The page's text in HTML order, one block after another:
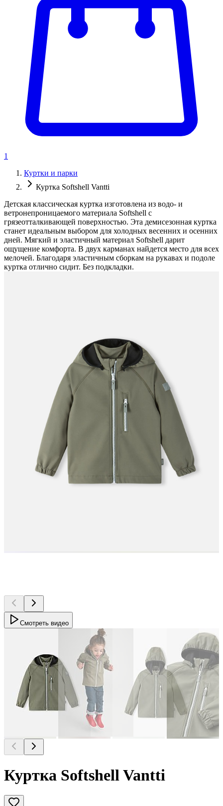
1
Куртки и парки
Куртка Softshell Vantti
Детская классическая куртка изготовлена из водо- и
ветронепроницаемого материала Softshell с
грязеотталкивающей поверхностью. Эта демисезонная куртка
станет идеальным выбором для холодных весенних и осенних
дней. Мягкий и эластичный материал Softshell дарит
ощущение комфорта. В двух карманах найдется место для всех
мелочей. Благодаря эластичным сборкам на рукавах и подоле
куртка отлично сидит. Без подкладки.
Смотреть видео
Куртка Softshell Vantti